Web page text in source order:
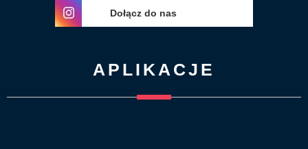
Dołącz do nas
APLIKACJE